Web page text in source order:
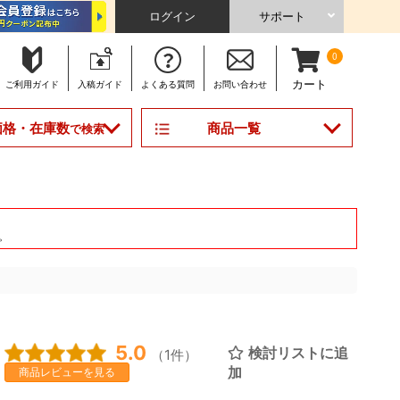
ログイン サポート
ご利用ガイド 入稿ガイド よくある質問 お問い合わせ
0
カート
・在庫数で検索 商品一覧
5.0 （1件）
商品レビューを見る
検討リストに追
加